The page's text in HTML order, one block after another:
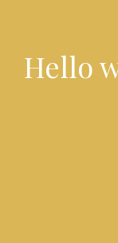
Hello